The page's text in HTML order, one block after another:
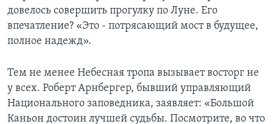
довелось совершить прогулку по Луне. Его
впечатление? «Это - потрясающий мост в будущее,
полное надежд».
Тем не менее Небесная тропа вызывает восторг не
у всех. Роберт Арнбергер, бывший управляющий
Национального заповедника, заявляет: «Большой
Каньон достоин лучшей судьбы. Посмотрите, во что